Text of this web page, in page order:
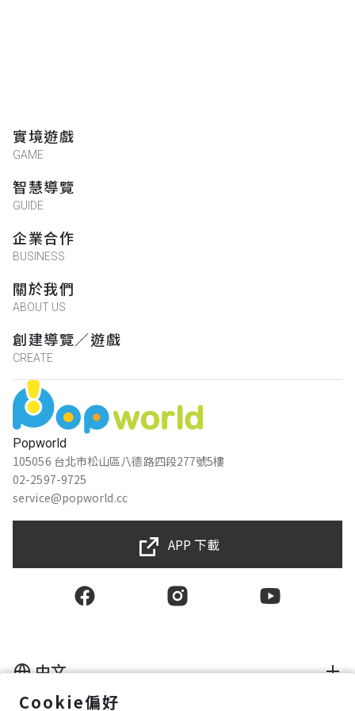
Popworld
105056 台北市松山區八德路四段277號5樓
02-2597-9725
service@popworld.cc
實境遊戲
GAME
智慧導覽
GUIDE
企業合作
BUSINESS
關於我們
ABOUT US
創建導覽／遊戲
CREATE
APP 下載
中文
Cookie偏好